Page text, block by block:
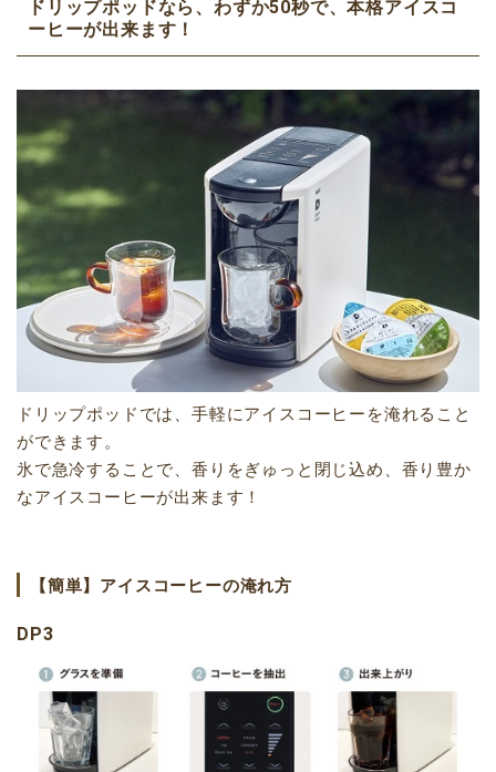
ドリップポッドなら、わずか50秒で、本格アイスコ
ーヒーが出来ます！
ドリップポッドでは、手軽にアイスコーヒーを淹れること
ができます。
氷で急冷することで、香りをぎゅっと閉じ込め、香り豊か
なアイスコーヒーが出来ます！
【簡単】アイスコーヒーの淹れ方
DP3